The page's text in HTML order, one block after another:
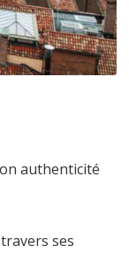
authenticité
ses